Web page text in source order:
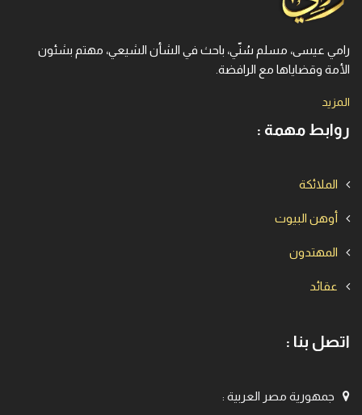
رامي عيسى، مسلم سُنّي، باحث في الشأن الشيعي، مهتم بشئون
الأمة وقضاياها مع الرافضة.
المزيد
روابط مهمة :
الملائكة
أوهن البيوت
المهتدون
عقائد
اتصل بنا :
جمهورية مصر العربية :